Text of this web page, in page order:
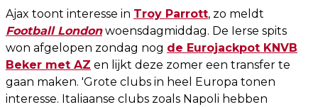
Ajax toont interesse in Troy Parrott, zo meldt
Football Londonwoensdagmiddag. De Ierse spits
won afgelopen zondag nog de Eurojackpot KNVB
Beker met AZ en lijkt deze zomer een transfer te
gaan maken. 'Grote clubs in heel Europa tonen
interesse. Italiaanse clubs zoals Napoli hebben